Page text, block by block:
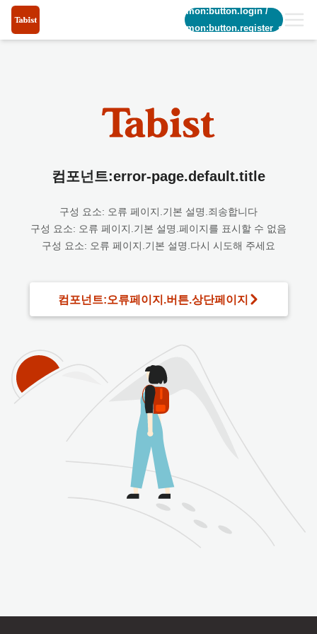
common:button.login/
common:button.register_short
컴포넌트:error-page.default.title
구성 요소: 오류 페이지.기본 설명.죄송합니다
구성 요소: 오류 페이지.기본 설명.페이지를 표시할 수 없음
구성 요소: 오류 페이지.기본 설명.다시 시도해 주세요
컴포넌트:오류페이지.버튼.상단페이지